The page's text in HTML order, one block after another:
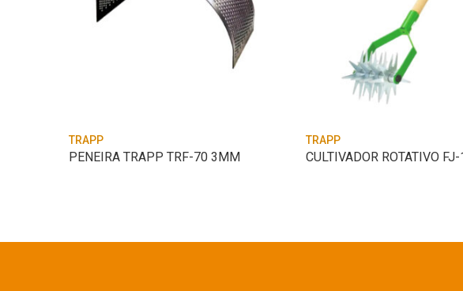
TRAPP
PENEIRA TRAPP TRF-70 3MM
TRAPP